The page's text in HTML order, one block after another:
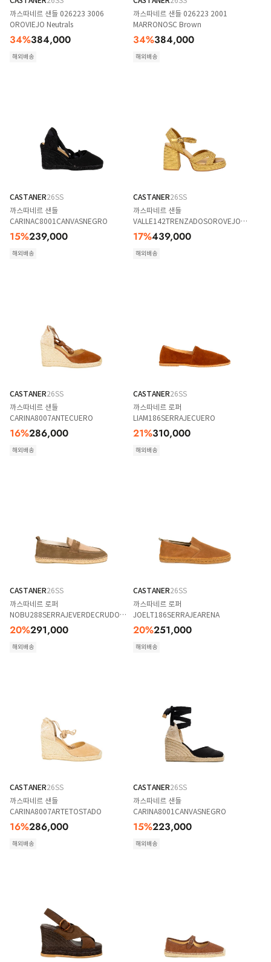
까스따네르 샌들 026223 3006
OROVIEJO Neutrals
34%384,000
해외배송
까스따네르 샌들 026223 2001
MARRONOSC Brown
34%384,000
해외배송
CASTANER26SS
까스따네르 샌들
CARINAC8001CANVASNEGRO
15%239,000
해외배송
CASTANER26SS
까스따네르 샌들
VALLE142TRENZADOSOROVEJO
ORO VEJO
17%439,000
해외배송
CASTANER26SS
까스따네르 샌들
CARINA8007ANTECUERO
16%286,000
해외배송
CASTANER26SS
까스따네르 로퍼
LIAM186SERRAJECUERO
21%310,000
해외배송
CASTANER26SS
까스따네르 로퍼
NOBU288SERRAJEVERDECRUDO
VERDE CRUDO
20%291,000
해외배송
CASTANER26SS
까스따네르 로퍼
JOELT186SERRAJEARENA
20%251,000
해외배송
CASTANER26SS
까스따네르 샌들
CARINA8007ARTETOSTADO
16%286,000
해외배송
CASTANER26SS
까스따네르 샌들
CARINA8001CANVASNEGRO
15%223,000
해외배송